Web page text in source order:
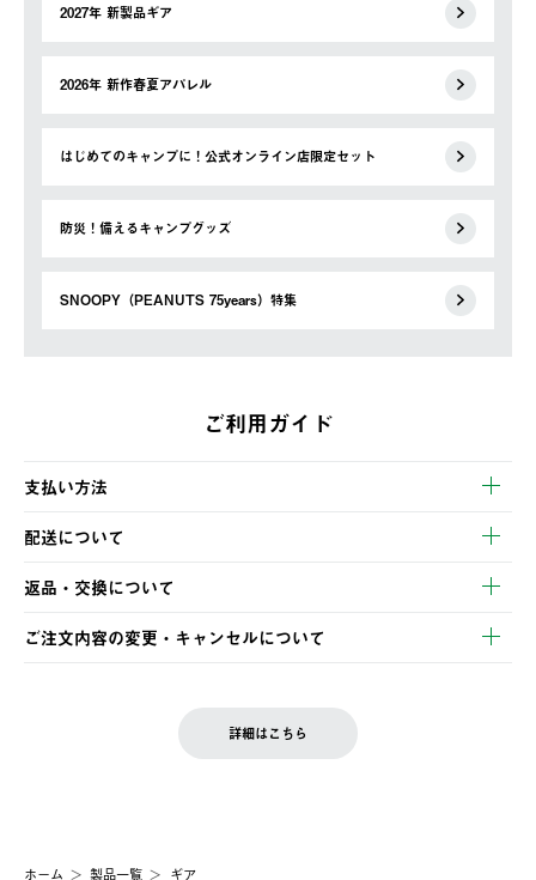
2027年 新製品ギア
2026年 新作春夏アパレル
はじめてのキャンプに！公式オンライン店限定セット
防災！備えるキャンプグッズ
SNOOPY（PEANUTS 75years）特集
ご利用ガイド
支払い方法
以下のいずれかの方法でお支払いいただけます。
・クレジットカード決済
・コンビニ決済
・Pay-easy決済
配送について
【発送スケジュール】
ご注文・ご入金完了より2営業日以内に商品を発送いたします。
土日祝の発送はございませんので、木曜日以降のご注文は週明け
の発送となる場合がございます。
【配送業者】
返品・交換について
※お客様都合の場合
お客様都合の返品にかかる送料は、お客様ご負担とさせていただ
ご注文内容の変更・キャンセルについて
LOGOS FAMILY会員の方は、会員マイページ内 購入履歴画面に
詳細はこちら
ホーム 製品一覧 ギア